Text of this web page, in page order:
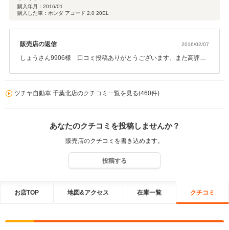
購入年月： 2016/01
購入した車：ホンダ アコード 2.0 20EL
販売店の返信 2016/02/07
しょうさん9906様 口コミ投稿ありがとうございます。また高評
ツチヤ自動車 千葉北店のクチコミ一覧を見る(460件)
あなたのクチコミを投稿しませんか？
販売店のクチコミを書き込めます。
投稿する
お店TOP 地図&アクセス 在庫一覧 クチコミ